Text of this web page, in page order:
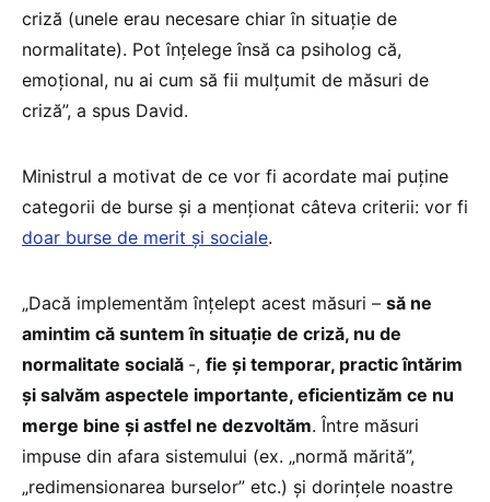
criză (unele erau necesare chiar în situație de
normalitate). Pot înțelege însă ca psiholog că,
emoțional, nu ai cum să fii mulțumit de măsuri de
criză”, a spus David.
Ministrul a motivat de ce vor fi acordate mai puține
categorii de burse și a menționat câteva criterii: vor fi
doar burse de merit și sociale.
„Dacă implementăm înțelept acest măsuri – să ne
amintim că suntem în situație de criză, nu de
normalitate socială -, fie și temporar, practic întărim
și salvăm aspectele importante, eficientizăm ce nu
merge bine și astfel ne dezvoltăm. Între măsuri
impuse din afara sistemului (ex. „normă mărită”,
„redimensionarea burselor” etc.) și dorințele noastre